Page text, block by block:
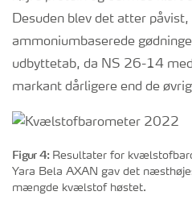
Desuden blev det atter
ammoniumbaserede
udbyttetab, da NS 26-14
markant dårligere end de
Figur 4: Resultater for
Yara Bela AXAN gav det næst
mængde kvælstof høstet.